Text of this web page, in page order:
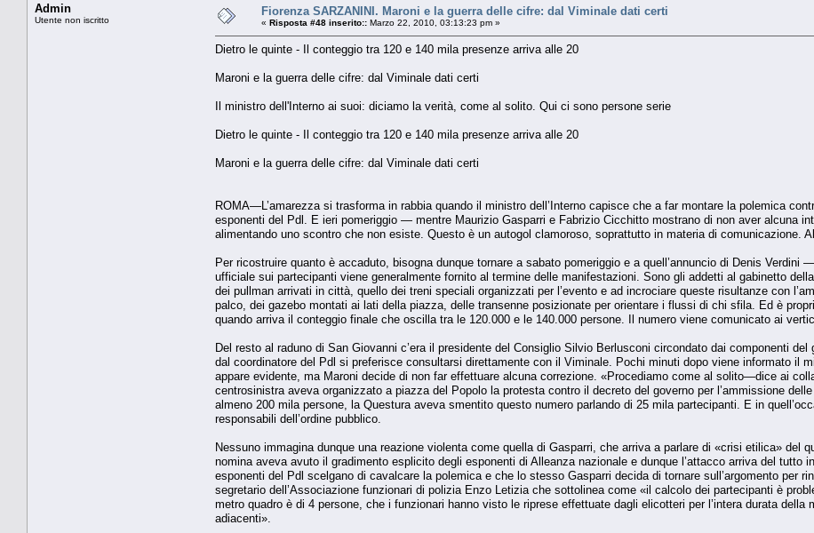
Admin
Utente non iscritto
Fiorenza SARZANINI. Maroni e la guerra delle cifre: dal Viminale dati certi
« Risposta #48 inserito:: Marzo 22, 2010, 03:13:23 pm »
Dietro le quinte - Il conteggio tra 120 e 140 mila presenze arriva alle 20
Maroni e la guerra delle cifre: dal Viminale dati certi
Il ministro dell'Interno ai suoi: diciamo la verità, come al solito. Qui ci sono persone serie
Dietro le quinte - Il conteggio tra 120 e 140 mila presenze arriva alle 20
Maroni e la guerra delle cifre: dal Viminale dati certi
ROMA—L’amarezza si trasforma in rabbia quando il ministro dell’Interno capisce che a far montare la polemica
esponenti del Pdl. E ieri pomeriggio — mentre Maurizio Gasparri e Fabrizio Cicchitto mostrano di non aver alcuna
alimentando uno scontro che non esiste. Questo è un autogol clamoroso, soprattutto in materia di comunicazione.
Per ricostruire quanto è accaduto, bisogna dunque tornare a sabato pomeriggio e a quell’annuncio di Denis
ufficiale sui partecipanti viene generalmente fornito al termine delle manifestazioni. Sono gli addetti al gabinetto
dei pullman arrivati in città, quello dei treni speciali organizzati per l’evento e ad incrociare queste risultanze con
palco, dei gazebo montati ai lati della piazza, delle transenne posizionate per orientare i flussi di chi sfila. Ed è
quando arriva il conteggio finale che oscilla tra le 120.000 e le 140.000 persone. Il numero viene comunicato ai
Del resto al raduno di San Giovanni c’era il presidente del Consiglio Silvio Berlusconi circondato dai componenti
dal coordinatore del Pdl si preferisce consultarsi direttamente con il Viminale. Pochi minuti dopo viene informato il
appare evidente, ma Maroni decide di non far effettuare alcuna correzione. «Procediamo come al solito—dice ai
centrosinistra aveva organizzato a piazza del Popolo la protesta contro il decreto del governo per l’ammissione
almeno 200 mila persone, la Questura aveva smentito questo numero parlando di 25 mila partecipanti. E in
responsabili dell’ordine pubblico.
Nessuno immagina dunque una reazione violenta come quella di Gasparri, che arriva a parlare di «crisi etilica» del
nomina aveva avuto il gradimento esplicito degli esponenti di Alleanza nazionale e dunque l’attacco arriva del tutto
esponenti del Pdl scelgano di cavalcare la polemica e che lo stesso Gasparri decida di tornare sull’argomento per
segretario dell’Associazione funzionari di polizia Enzo Letizia che sottolinea come «il calcolo dei partecipanti è
metro quadro è di 4 persone, che i funzionari hanno visto le riprese effettuate dagli elicotteri per l’intera durata
adiacenti».